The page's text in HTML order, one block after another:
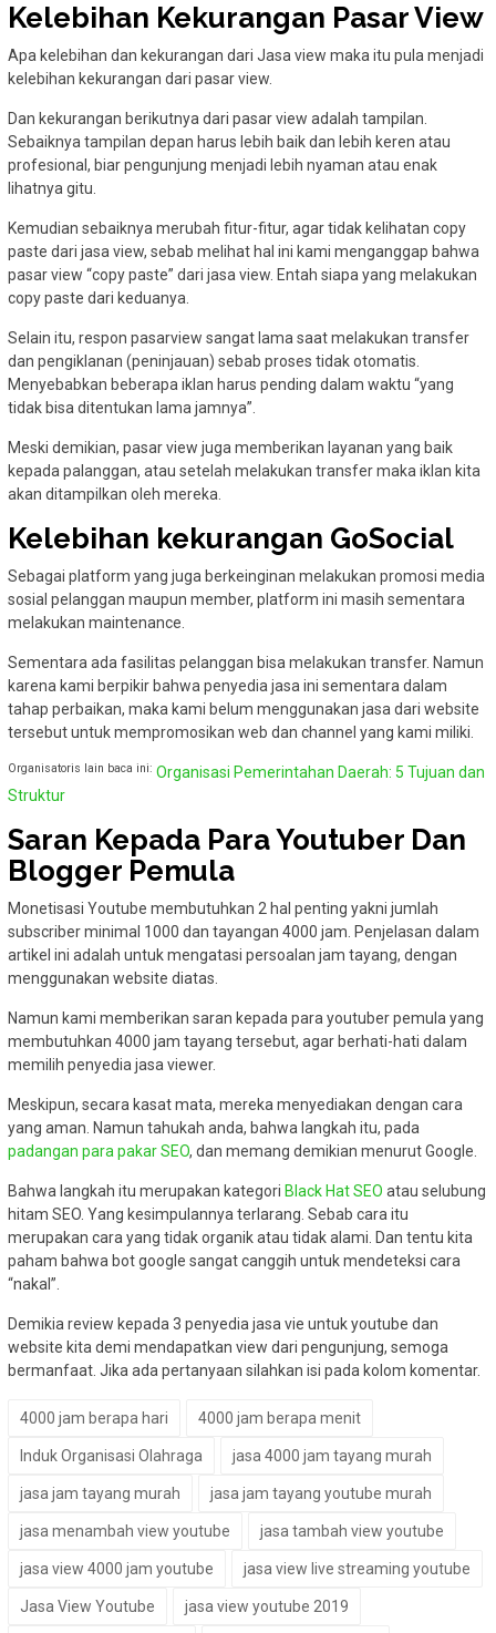
Kelebihan Kekurangan Pasar View
Apa kelebihan dan kekurangan dari Jasa view maka itu pula menjadi
kelebihan kekurangan dari pasar view.
Dan kekurangan berikutnya dari pasar view adalah tampilan.
Sebaiknya tampilan depan harus lebih baik dan lebih keren atau
profesional, biar pengunjung menjadi lebih nyaman atau enak
lihatnya gitu.
Kemudian sebaiknya merubah fitur-fitur, agar tidak kelihatan copy
paste dari jasa view, sebab melihat hal ini kami menganggap bahwa
pasar view “copy paste” dari jasa view. Entah siapa yang melakukan
copy paste dari keduanya.
Selain itu, respon pasarview sangat lama saat melakukan transfer
dan pengiklanan (peninjauan) sebab proses tidak otomatis.
Menyebabkan beberapa iklan harus pending dalam waktu “yang
tidak bisa ditentukan lama jamnya”.
Meski demikian, pasar view juga memberikan layanan yang baik
kepada palanggan, atau setelah melakukan transfer maka iklan kita
akan ditampilkan oleh mereka.
Kelebihan kekurangan GoSocial
Sebagai platform yang juga berkeinginan melakukan promosi media
sosial pelanggan maupun member, platform ini masih sementara
melakukan maintenance.
Sementara ada fasilitas pelanggan bisa melakukan transfer. Namun
karena kami berpikir bahwa penyedia jasa ini sementara dalam
tahap perbaikan, maka kami belum menggunakan jasa dari website
tersebut untuk mempromosikan web dan channel yang kami miliki.
Organisatoris lain baca ini: Organisasi Pemerintahan Daerah: 5 Tujuan dan
Struktur
Saran Kepada Para Youtuber Dan
Blogger Pemula
Monetisasi Youtube membutuhkan 2 hal penting yakni jumlah
subscriber minimal 1000 dan tayangan 4000 jam. Penjelasan dalam
artikel ini adalah untuk mengatasi persoalan jam tayang, dengan
menggunakan website diatas.
Namun kami memberikan saran kepada para youtuber pemula yang
membutuhkan 4000 jam tayang tersebut, agar berhati-hati dalam
memilih penyedia jasa viewer.
Meskipun, secara kasat mata, mereka menyediakan dengan cara
yang aman. Namun tahukah anda, bahwa langkah itu, pada
padangan para pakar SEO, dan memang demikian menurut Google.
Bahwa langkah itu merupakan kategori Black Hat SEO atau selubung
hitam SEO. Yang kesimpulannya terlarang. Sebab cara itu
merupakan cara yang tidak organik atau tidak alami. Dan tentu kita
paham bahwa bot google sangat canggih untuk mendeteksi cara
“nakal”.
Demikia review kepada 3 penyedia jasa vie untuk youtube dan
website kita demi mendapatkan view dari pengunjung, semoga
bermanfaat. Jika ada pertanyaan silahkan isi pada kolom komentar.
4000 jam berapa hari 4000 jam berapa menit
Induk Organisasi Olahraga jasa 4000 jam tayang murah
jasa jam tayang murah jasa jam tayang youtube murah
jasa menambah view youtube jasa tambah view youtube
jasa view 4000 jam youtube jasa view live streaming youtube
Jasa View Youtube jasa view youtube 2019